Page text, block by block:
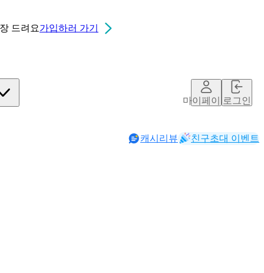
드려요가입하러 가기
마이페이지로그인
캐시리뷰 친구초대 이벤트